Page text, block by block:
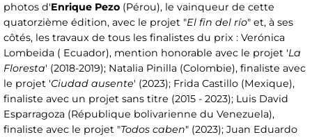
photos d'Enrique Pezo (Pérou), le vainqueur de cette
quatorzième édition, avec le projet "El fin del río" et, à ses
côtés, les travaux de tous les finalistes du prix : Verónica
Lombeida ( Ecuador), mention honorable avec le projet 'La
Floresta' (2018-2019); Natalia Pinilla (Colombie), finaliste avec
le projet 'Ciudad ausente' (2023); Frida Castillo (Mexique),
finaliste avec un projet sans titre (2015 - 2023); Luis David
Esparragoza (République bolivarienne du Venezuela),
finaliste avec le projet "Todos caben" (2023); Juan Eduardo